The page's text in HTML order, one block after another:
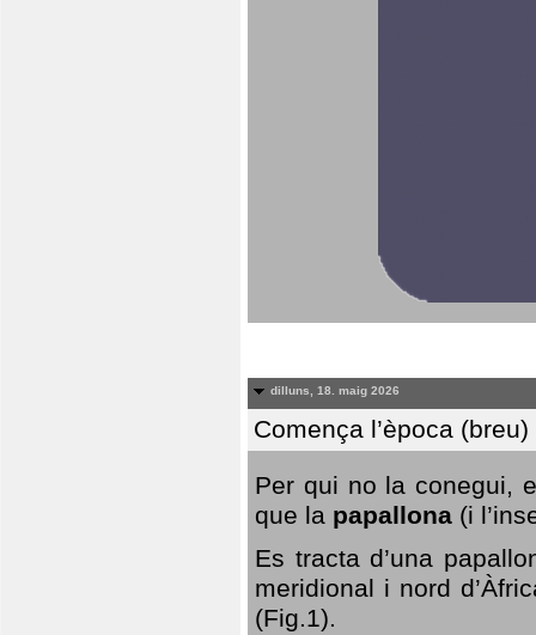
dilluns, 18. maig 2026
Comença l’època
Per qui no la conegui,
que la papallona (i
Es tracta d’una
meridional i nord
(Fig.1).